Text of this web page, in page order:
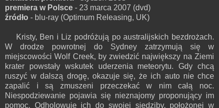
premiera w Polsce - 23 marca 2007 (dvd)
źródło - blu-ray (Optimum Releasing, UK)
Kristy, Ben i Liz podróżują po australijskich bezdrożach.
W drodze powrotnej do Sydney zatrzymują się w
miejscowości Wolf Creek, by zwiedzić największy na Ziemi
krater powstały wskutek uderzenia meteorytu. Gdy chcą
ruszyć w dalszą drogę, okazuje się, że ich auto nie chce
zapalić i są zmuszeni przeczekać w nim całą noc.
Niespodziewanie pojawia się nieznajomy proponujący im
pomoc. Odholowuje ich do swojej siedziby, położonej w